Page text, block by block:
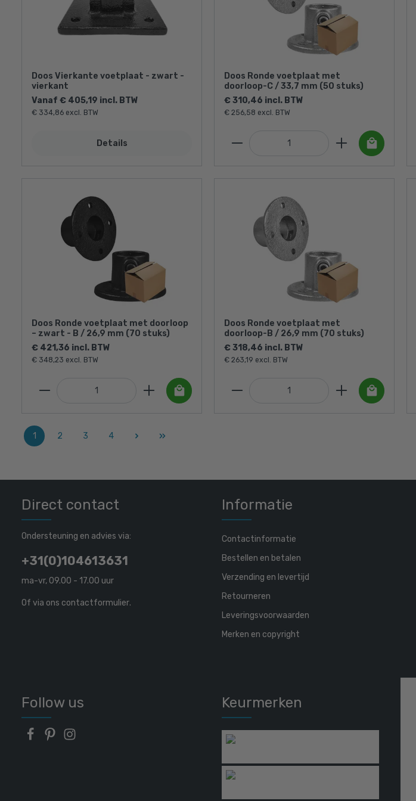
Doos Vierkante voetplaat - zwart -
vierkant
Vanaf € 405,19 incl. BTW
€ 334,86 excl. BTW
Details
Doos Ronde voetplaat met
doorloop-C / 33,7 mm (50 stuks)
€ 310,46 incl. BTW
€ 256,58 excl. BTW
Doos Ronde voetplaat met doorloop
– zwart - B / 26,9 mm (70 stuks)
€ 421,36 incl. BTW
€ 348,23 excl. BTW
Doos Ronde voetplaat met
doorloop-B / 26,9 mm (70 stuks)
€ 318,46 incl. BTW
€ 263,19 excl. BTW
1 2 3 4
Follow us Keurmerken
Direct contact
Ondersteuning en advies via:
+31(0)104613631
ma-vr, 09.00 - 17.00 uur
Of via ons contactformulier.
Informatie
Contactinformatie
Bestellen en betalen
Verzending en levertijd
Retourneren
Leveringsvoorwaarden
Merken en copyright